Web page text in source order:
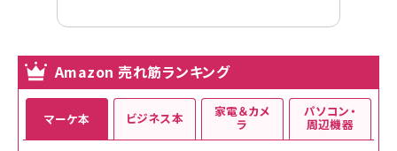
Amazon 売れ筋ランキング
マーケ本 ビジネス本 家電＆カメ
ラ
パソコン・
周辺機器